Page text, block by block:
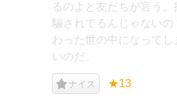
るのよと友だちが言う
騙されてるんじゃない
わった世の中になって
いのだ。
ナイス ★13